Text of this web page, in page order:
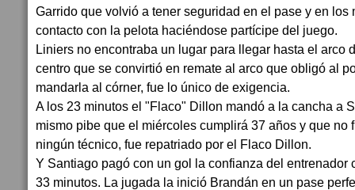
Garrido que volvió a tener seguridad en el pase y en los
contacto con la pelota haciéndose partícipe del juego.
Liniers no encontraba un lugar para llegar hasta el arco
centro que se convirtió en remate al arco que obligó al
mandarla al córner, fue lo único de exigencia.
A los 23 minutos el "Flaco" Dillon mandó a la cancha a
mismo pibe que el miércoles cumplirá 37 años y que no
ningún técnico, fue repatriado por el Flaco Dillon.
Y Santiago pagó con un gol la confianza del entrenador
33 minutos. La jugada la inició Brandán en un pase